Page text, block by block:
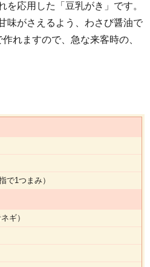
応用した「豆乳がき」です。
味がさえるよう、わさび醤油で
れますので、急な来客時の、
で1つまみ）
ギ）